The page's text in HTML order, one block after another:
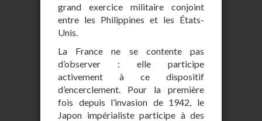
grand exercice militaire conjoint
entre les Philippines et les États-
Unis.
La France ne se contente pas
d’observer : elle participe
activement à ce dispositif
d’encerclement. Pour la première
fois depuis l’invasion de 1942, le
Japon impérialiste participe à des